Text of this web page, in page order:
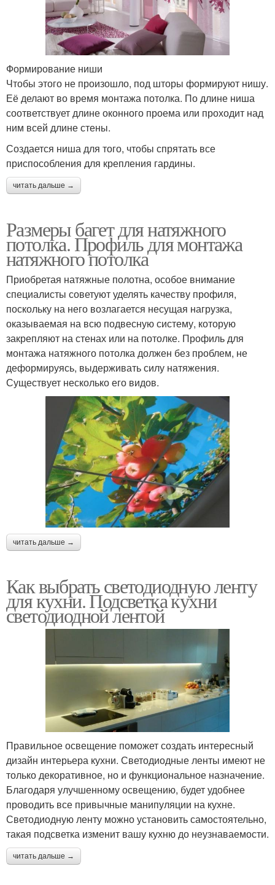
Формирование ниши
Чтобы этого не произошло, под шторы формируют нишу.
Её делают во время монтажа потолка. По длине ниша
соответствует длине оконного проема или проходит над
ним всей длине стены.
Создается ниша для того, чтобы спрятать все
приспособления для крепления гардины.
читать дальше →
Размеры багет для натяжного
потолка. Профиль для монтажа
натяжного потолка
Приобретая натяжные полотна, особое внимание
специалисты советуют уделять качеству профиля,
поскольку на него возлагается несущая нагрузка,
оказываемая на всю подвесную систему, которую
закрепляют на стенах или на потолке. Профиль для
монтажа натяжного потолка должен без проблем, не
деформируясь, выдерживать силу натяжения.
Существует несколько его видов.
читать дальше →
Как выбрать светодиодную ленту
для кухни. Подсветка кухни
светодиодной лентой
Правильное освещение поможет создать интересный
дизайн интерьера кухни. Светодиодные ленты имеют не
только декоративное, но и функциональное назначение.
Благодаря улучшенному освещению, будет удобнее
проводить все привычные манипуляции на кухне.
Светодиодную ленту можно установить самостоятельно,
такая подсветка изменит вашу кухню до неузнаваемости.
читать дальше →